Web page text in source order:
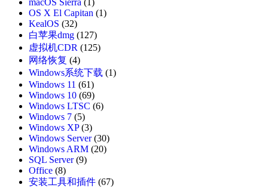
macOS Sierra (1)
OS X El Capitan (1)
KealOS (32)
白苹果dmg (127)
虚拟机CDR (125)
网络恢复 (4)
Windows系统下载 (1)
Windows 11 (61)
Windows 10 (69)
Windows LTSC (6)
Windows 7 (5)
Windows XP(3)
Windows Server(30)
Windows ARM (20)
SQL Server(9)
Office (8)
安装工具和插件 (67)